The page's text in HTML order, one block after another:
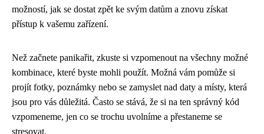
možností, jak se dostat zpět ke svým datům a znovu získat
přístup k vašemu zařízení.
Než začnete panikařit, zkuste si vzpomenout na všechny možné
kombinace, které byste mohli použít. Možná vám pomůže si
projít fotky, poznámky nebo se zamyslet nad daty a místy, která
jsou pro vás důležitá. Často se stává, že si na ten správný kód
vzpomeneme, jen co se trochu uvolníme a přestaneme se
stresovat.